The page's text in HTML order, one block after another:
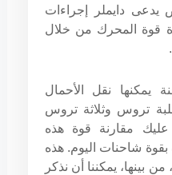
يدعى دايملر إجراءات
قوة المحرك من خلال
يمكنها نقل الأحمال
تروس وثلاثة تروس
عليك مقارنة قوة هذه
بقوة شاحنات اليوم. هذه
بينها، يمكننا أن نذكر